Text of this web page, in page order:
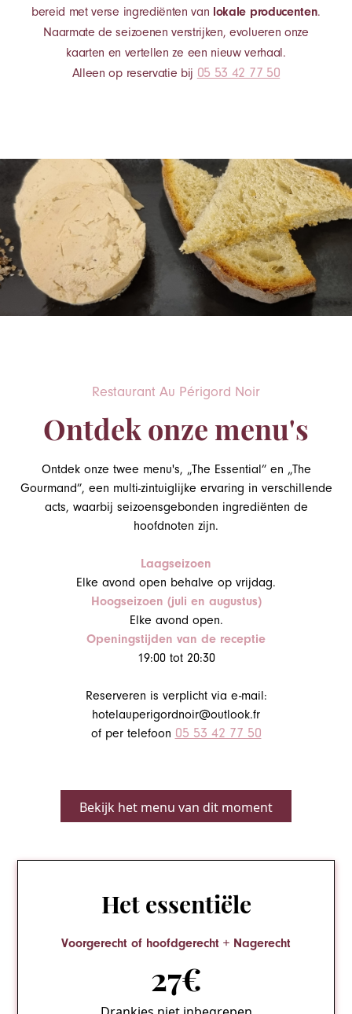
bereid met verse ingrediënten van lokale producenten.
Naarmate de seizoenen verstrijken, evolueren onze
kaarten en vertellen ze een nieuw verhaal.
Alleen op reservatie bij 05 53 42 77 50
Restaurant Au Périgord Noir
Ontdek onze menu's
Ontdek onze twee menu's, „The Essential” en „The
Gourmand”, een multi-zintuiglijke ervaring in verschillende
acts, waarbij seizoensgebonden ingrediënten de
hoofdnoten zijn.
Laagseizoen
Elke avond open behalve op vrijdag.
Hoogseizoen (juli en augustus)
Elke avond open.
Openingstijden van de receptie
19:00 tot 20:30
Reserveren is verplicht via e-mail:
hotelauperigordnoir@outlook.fr
of per telefoon 05 53 42 77 50
Bekijk het menu van dit moment
Het essentiële
Voorgerecht of hoofdgerecht + Nagerecht
27€